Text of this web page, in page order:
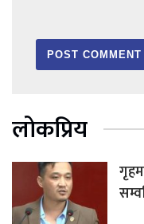
लोकप्रिय